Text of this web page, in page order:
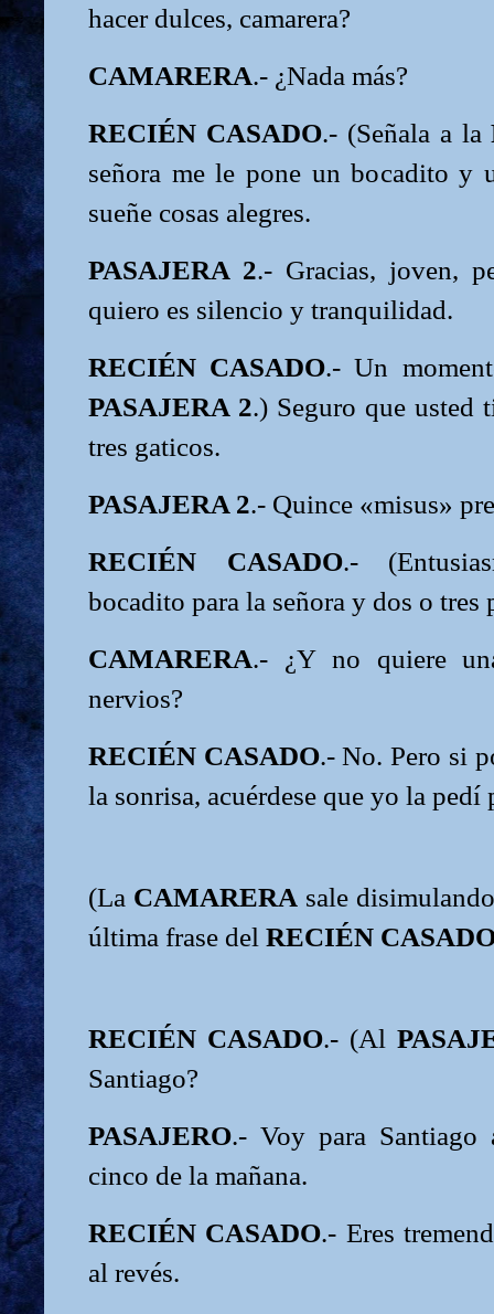
hacer dulces, camarera?
CAMARERA.- ¿Nada más?
RECIÉN CASADO.- (Señala a la
señora me le pone un bocadito y
sueñe cosas alegres.
PASAJERA 2.- Gracias, joven,
quiero es silencio y tranquilidad.
RECIÉN CASADO.- Un
PASAJERA 2.) Seguro que usted
tres gaticos.
PASAJERA 2.- Quince «misus»
RECIÉN CASADO.-
bocadito para la señora y dos o tres
CAMARERA.- ¿Y no quiere
nervios?
RECIÉN CASADO.- No. Pero si
la sonrisa, acuérdese que yo la pedí
(La CAMARERA sale
última frase del RECIÉN
RECIÉN CASADO.- (Al
Santiago?
PASAJERO.- Voy para
cinco de la mañana.
RECIÉN CASADO.- Eres
al revés.